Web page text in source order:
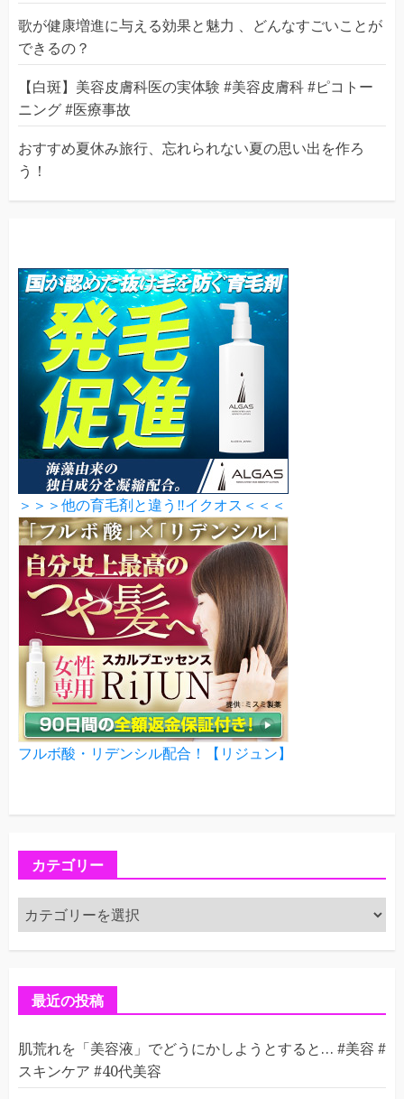
歌が健康増進に与える効果と魅力 、どんなすごいことが
できるの？
【白斑】美容皮膚科医の実体験 #美容皮膚科 #ピコトー
ニング #医療事故
おすすめ夏休み旅行、忘れられない夏の思い出を作ろ
う！
＞＞＞他の育毛剤と違う‼イクオス＜＜＜
フルボ酸・リデンシル配合！【リジュン】
カテゴリー
カ
テ
ゴ
最近の投稿
肌荒れを「美容液」でどうにかしようとすると… #美容 #
スキンケア #40代美容